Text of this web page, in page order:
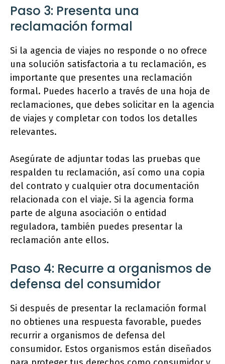
Paso 3: Presenta una
reclamación formal
Si la agencia de viajes no responde o no ofrece
una solución satisfactoria a tu reclamación, es
importante que presentes una reclamación
formal. Puedes hacerlo a través de una hoja de
reclamaciones, que debes solicitar en la agencia
de viajes y completar con todos los detalles
relevantes.
Asegúrate de adjuntar todas las pruebas que
respalden tu reclamación, así como una copia
del contrato y cualquier otra documentación
relacionada con el viaje. Si la agencia forma
parte de alguna asociación o entidad
reguladora, también puedes presentar la
reclamación ante ellos.
Paso 4: Recurre a organismos de
defensa del consumidor
Si después de presentar la reclamación formal
no obtienes una respuesta favorable, puedes
recurrir a organismos de defensa del
consumidor. Estos organismos están diseñados